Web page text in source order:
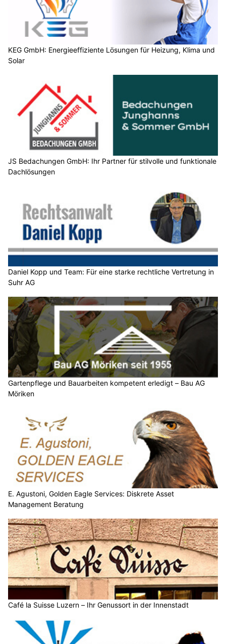
KEG GmbH: Energieeffiziente Lösungen für Heizung, Klima und
Solar
JS Bedachungen GmbH: Ihr Partner für stilvolle und funktionale
Dachlösungen
Daniel Kopp und Team: Für eine starke rechtliche Vertretung in
Suhr AG
Gartenpflege und Bauarbeiten kompetent erledigt – Bau AG
Möriken
E. Agustoni, Golden Eagle Services: Diskrete Asset
Management Beratung
Café la Suisse Luzern – Ihr Genussort in der Innenstadt